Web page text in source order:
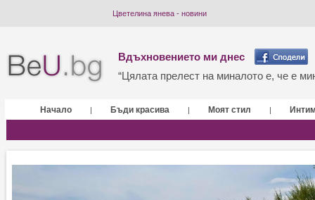
Цветелина янева - новини
Вдъхновението ми днес
“Цялата прелест на миналото е, че е
Начало | Бъди красива | Моят стил |